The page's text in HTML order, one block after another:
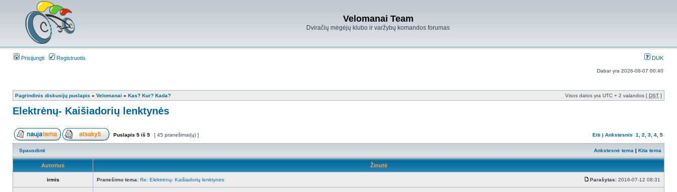
Velomanai Team
Dviračių mėgėjų klubo ir varžybų komandos forumas
Prisijungti Registruotis DUK
Dabar yra 2026-08-07 00:40
Pagrindinis diskusijų puslapis » Velomanai » Kas? Kur? Kada? Visos datos yra UTC + 2 valandos [ DST ]
Elektrėnų- Kaišiadorių lenktynės
Puslapis 5 iš 5 [ 45 pranešimai(ų) ] Eiti į Ankstesnis 1 2 3 4 5
Spausdinti Ankstesnė tema | Kita tema
Autorius Žinutė
irmis Pranešimo tema: Re: Elektrėnų- Kaišiadorių lenktynės Parašytas: 2016-07-12 08:31